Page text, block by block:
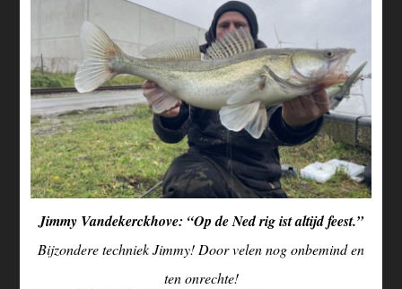
Jimmy Vandekerckhove: “Op de Ned rig ist altijd feest.”
Bijzondere techniek Jimmy! Door velen nog onbemind en
ten onrechte!